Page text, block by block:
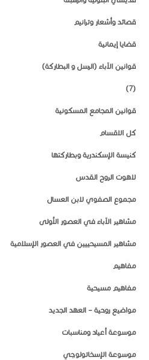
قصائد وأشعار وترانيم
قضايا إيمانية
قوانين الآباء (الرسل و البطاركة)
(7)
قوانين المجامع المسكونية
كل الاقسام
كنيسة الإسكندرية وبطاركتها
لاهوت الروح القدس
مجموع الصفوي لابن العسال
مشاهير الآباء في العصور الأولى
مشاهير المسيحييين في العصور الإسلامية
مفاهيم
مفاهيم مسيحية
مواضيع روحية – العهد الجديد
موسوعة أعياد ومناسبات
موسوعة الإسخاتولوجي